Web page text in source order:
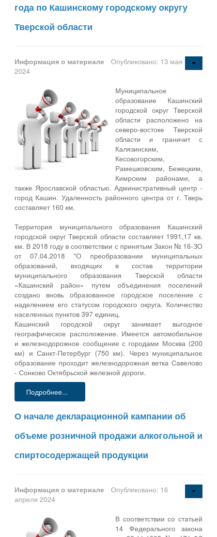
года по Кашинскому городскому округу
Тверской области
Информация о материале
Опубликовано: 13 мая
2024
Муниципальное
образование Кашинский
городской округ Тверской
области расположено на
северо-востоке Тверской
области и граничит с
Калязинским,
Кесовогорским,
Рамешковским, Бежецким,
Кимрским районами, а
также Ярославской областью. Административный центр -
город Кашин. Удаленность районного центра от г. Тверь
составляет 160 км.
Территория муниципального образования Кашинский
городской округ Тверской области составляет 1991,17 кв.
км. В 2018 году в соответствии с принятым Закон № 16-ЗО
от 07.04.2018 "О преобразовании муниципальных
образований, входящих в состав территории
муниципального образования Тверской области
«Кашинский район» путем объединения поселений
создано вновь образованное городское поселение с
наделением его статусом городского округа. Количество
населенных пунктов 397 единиц.
Кашинский городской округ занимает выгодное
географическое расположение. Имеется автомобильное
и железнодорожное сообщение с городами Москва (200
км) и Санкт-Петербург (750 км). Через муниципальное
образование проходит железнодорожная ветка Савелово
- Сонково Октябрьской железной дороги.
Подробнее...
О начале декларационной кампании об
объеме розничной продажи алкогольной и
спиртосодержащей продукции
Информация о материале
Опубликовано: 16
апреля 2024
В соответствии со статьей
14 Федерального закона